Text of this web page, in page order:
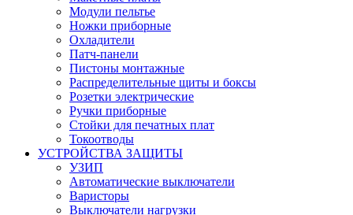
Модули пельтье
Ножки приборные
Охладители
Патч-панели
Пистоны монтажные
Распределительные щиты и боксы
Розетки электрические
Ручки приборные
Стойки для печатных плат
Токоотводы
УСТРОЙСТВА ЗАЩИТЫ
УЗИП
Автоматические выключатели
Варисторы
Выключатели нагрузки